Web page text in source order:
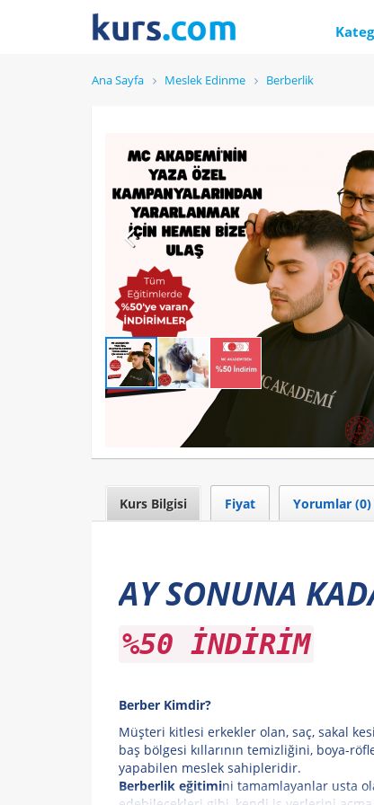
Ana Sayfa Meslek Edinme Berberlik
Kurs Bilgisi Fiyat Yorumlar (0)
AY SONUNA
%50 İNDİRİM
Berber Kimdir?
Müşteri kitlesi erkekler olan, saç, sakal
baş bölgesi kıllarının temizliğini, boya-
yapabilen meslek sahipleridir.
Berberlik eğitimini tamamlayanlar usta